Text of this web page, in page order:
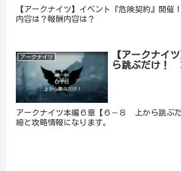
【アークナイツ】イベント『危険契約』開催
内容は？報酬内容は？
アークナイツ
【アークナイ
ら跳ぶだけ！
アークナイツ本編６章【６－８ 上から跳ぶ
細と攻略情報になります。